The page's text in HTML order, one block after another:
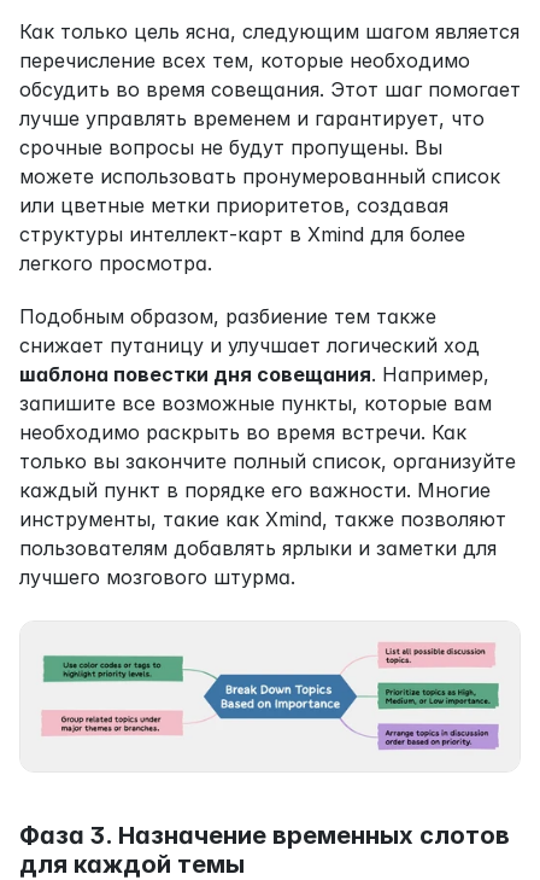
Как только цель ясна, следующим шагом является
перечисление всех тем, которые необходимо
обсудить во время совещания. Этот шаг помогает
лучше управлять временем и гарантирует, что
срочные вопросы не будут пропущены. Вы
можете использовать пронумерованный список
или цветные метки приоритетов, создавая
структуры интеллект-карт в Xmind для более
легкого просмотра.
Подобным образом, разбиение тем также
шаблона повестки дня совещания. Например,
запишите все возможные пункты, которые вам
необходимо раскрыть во время встречи. Как
только вы закончите полный список, организуйте
каждый пункт в порядке его важности. Многие
инструменты, такие как Xmind, также позволяют
пользователям добавлять ярлыки и заметки для
лучшего мозгового штурма.
Фаза 3. Назначение временных слотов
для каждой темы